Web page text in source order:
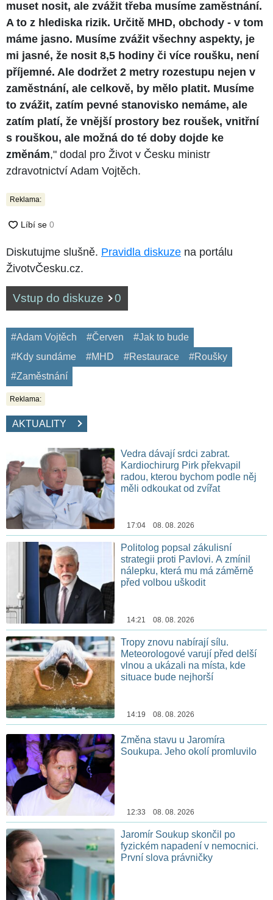
muset nosit, ale zvážit třeba musíme zaměstnání.
A to z hlediska rizik. Určitě MHD, obchody - v tom
máme jasno. Musíme zvážit všechny aspekty, je
mi jasné, že nosit 8,5 hodiny či více roušku, není
příjemné. Ale dodržet 2 metry rozestupu nejen v
zaměstnání, ale celkově, by mělo platit. Musíme
to zvážit, zatím pevné stanovisko nemáme, ale
zatím platí, že vnější prostory bez roušek, vnitřní
s rouškou, ale možná do té doby dojde ke
změnám," dodal pro Život v Česku ministr
zdravotnictví Adam Vojtěch.
Reklama:
Diskutujme slušně. Pravidla diskuze na portálu
ŽivotvČesku.cz.
Vstup do diskuze 0
#Adam Vojtěch #Červen
#Jak to bude
#Kdy sundáme
#MHD #Restaurace
#Roušky
#Zaměstnání
Reklama:
AKTUALITY
Vedra dávají srdci zabrat.
Kardiochirurg Pirk překvapil
radou, kterou bychom podle něj
měli odkoukat od zvířat
17:04 08. 08. 2026
Politolog popsal zákulisní
strategii proti Pavlovi. A zmínil
nálepku, která mu má záměrně
před volbou uškodit
14:21 08. 08. 2026
Tropy znovu nabírají sílu.
Meteorologové varují před delší
vlnou a ukázali na místa, kde
situace bude nejhorší
14:19 08. 08. 2026
Změna stavu u Jaromíra
Soukupa. Jeho okolí promluvilo
12:33 08. 08. 2026
Jaromír Soukup skončil po
fyzickém napadení v nemocnici.
První slova právničky